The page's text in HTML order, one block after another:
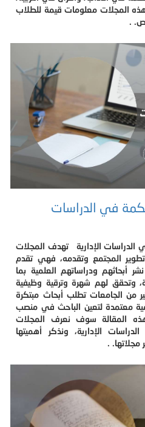
المجلات معلومات قيمة للطلاب
.
في الدراسات
الإدارية تهدف المجلات
المجتمع وتقدمه، فهي تقدم
أبحاثهم ودراساتهم العلمية بما
وتحقق لهم شهرة وترقية وظيفية
من الجامعات تطلب أبحاث مبتكرة
معتمدة لتعين الباحث في منصب
المقالة سوف نعرف المجلات
الإدارية، ونذكر أهميتها
مجلاتها. .